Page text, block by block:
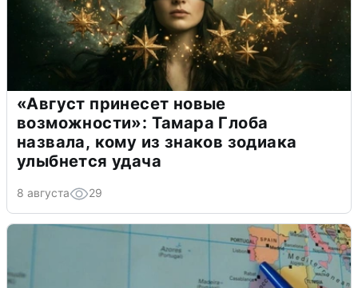
«Август принесет новые
возможности»: Тамара Глоба
назвала, кому из знаков зодиака
улыбнется удача
8 августа 29